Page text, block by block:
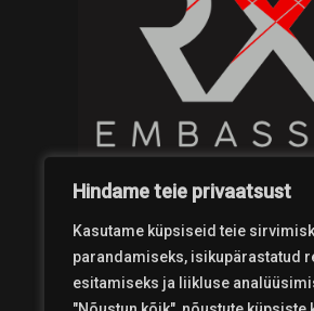
Hindame teie privaatsust
Kasutame küpsiseid teie
parandamiseks, isikupärastatud
esitamiseks ja liikluse